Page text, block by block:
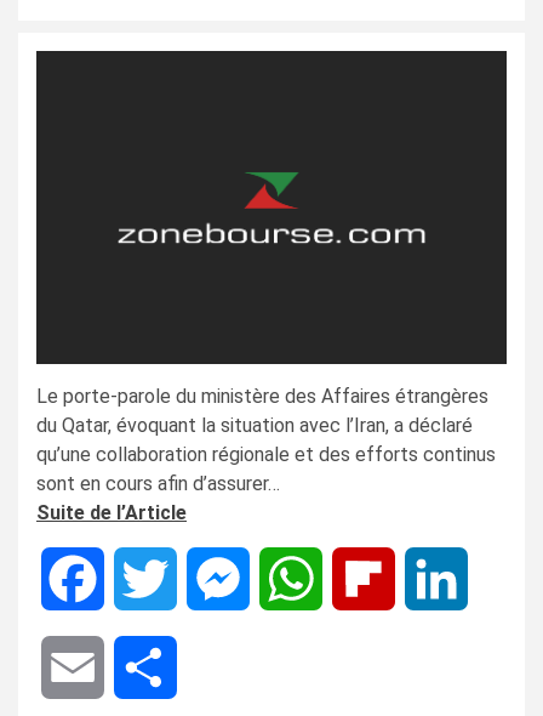
Le porte-parole du ministère des Affaires étrangères
du Qatar, évoquant la situation avec l’Iran, a déclaré
qu’une collaboration régionale et des efforts continus
sont en cours afin d’assurer…
Suite de l’Article
Facebook Twitter MessengerWhatsApp Flipboard
Email